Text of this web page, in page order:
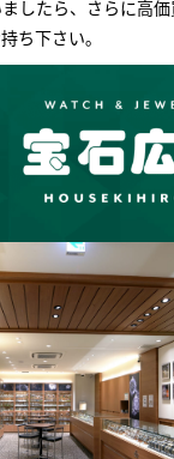
したら、さらに高
ち下さい｡